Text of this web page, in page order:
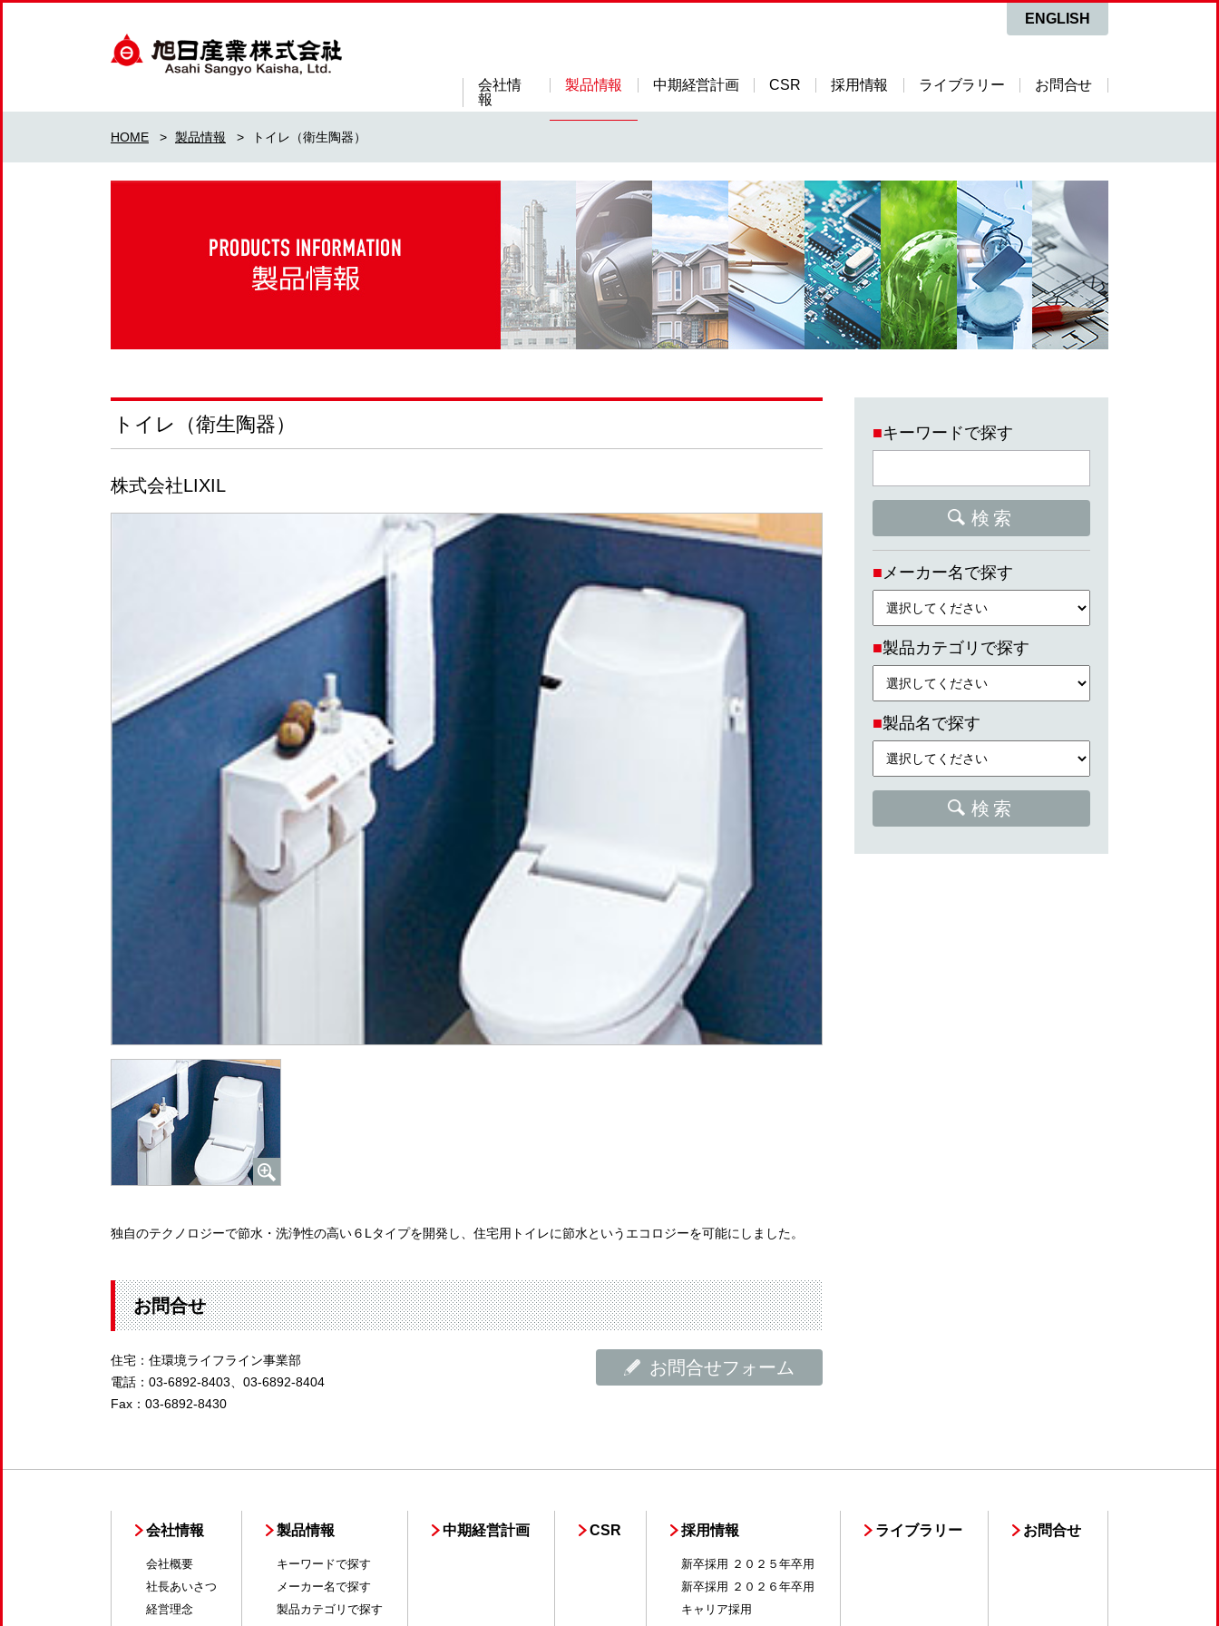
会社情
報
製品情報 中期経営計画 CSR 採用情報 ライブラリー お問合せ
ENGLISH
HOME > 製品情報 > トイレ（衛生陶器）
トイレ（衛生陶器）
株式会社LIXIL
独自のテクノロジーで節水・洗浄性の高い６Lタイプを開発し、住宅用トイレに節水というエコロジーを可能にしました。
お問合せ
住宅：住環境ライフライン事業部
電話：03-6892-8403、03-6892-8404
Fax：03-6892-8430
お問合せフォーム
■キーワードで探す
検索
■メーカー名で探す
■製品カテゴリで探す
■製品名で探す
検索
会社情報
会社概要
社長あいさつ
経営理念
製品情報
キーワードで探す
メーカー名で探す
製品カテゴリで探す
中期経営計画 CSR 採用情報
新卒採用 ２０２５年卒用
新卒採用 ２０２６年卒用
キャリア採用
ライブラリー お問合せ